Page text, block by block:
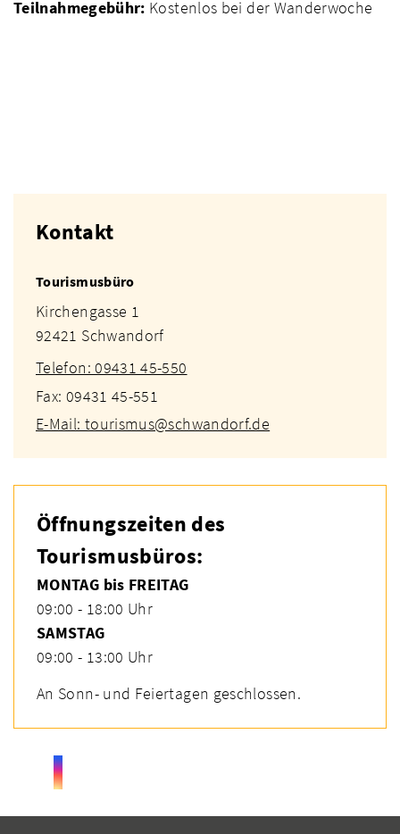
Teilnahmegebühr: Kostenlos bei der Wanderwoche
Kontakt
Tourismusbüro
Kirchengasse 1
92421 Schwandorf
Telefon: 09431 45-550
Fax: 09431 45-551
E-Mail: tourismus@schwandorf.de
Öffnungszeiten des
Tourismusbüros:
MONTAG bis FREITAG
09:00 - 18:00 Uhr
SAMSTAG
09:00 - 13:00 Uhr
An Sonn- und Feiertagen geschlossen.